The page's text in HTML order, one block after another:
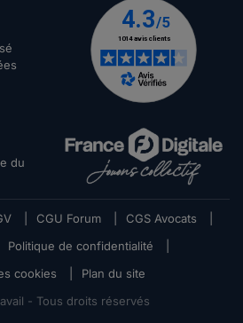
du
CGU Forum CGS Avocats
Politique de confidentialité
cookies
Plan du site
- Tous droits réservés